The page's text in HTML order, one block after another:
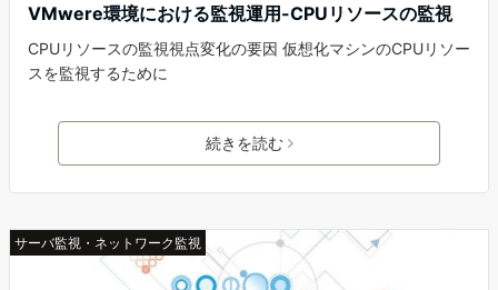
VMwere環境における監視運用-CPUリソースの監視
CPUリソースの監視視点変化の要因 仮想化マシンのCPUリソー
スを監視するために
続きを読む
サーバ監視・ネットワーク監視